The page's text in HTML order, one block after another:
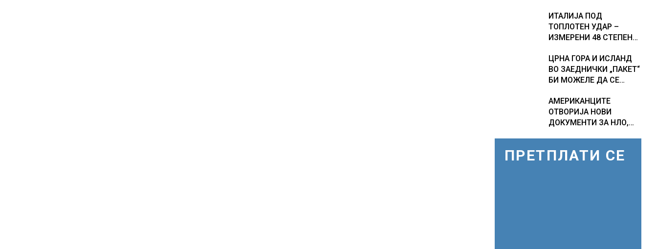
ИТАЛИЈА ПОД
ТОПЛОТЕН УДАР –
ИЗМЕРЕНИ 48 СТЕПЕНИ,
НАЈАВИЈА НОВИ
ПРОГНОЗИ ЗА
СРЕДИНАТА НА АВГУСТ
ЦРНА ГОРА И ИСЛАНД
ВО ЗАЕДНИЧКИ „ПАКЕТ“
БИ МОЖЕЛЕ ДА СЕ
АМЕРИКАНЦИТЕ
ОТВОРИЈА НОВИ
ДОКУМЕНТИ ЗА НЛО,
снимки за „Големи
ПРЕТПЛАТИ СЕ